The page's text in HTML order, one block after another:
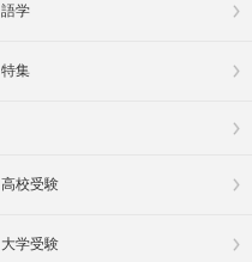
語学
特集
高校受験
大学受験